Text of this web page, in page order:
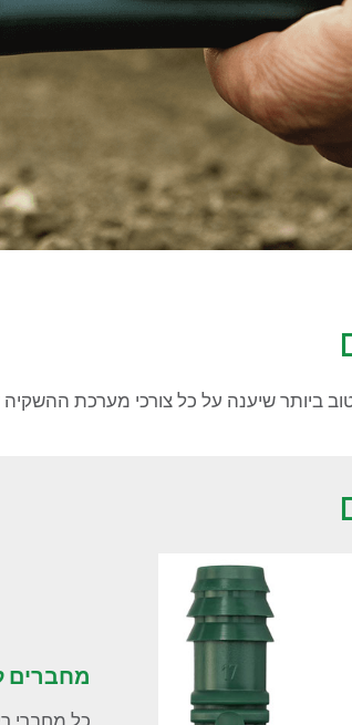
ביותר שיענה על כל צורכי מערכת
מחברים
כל מחברי